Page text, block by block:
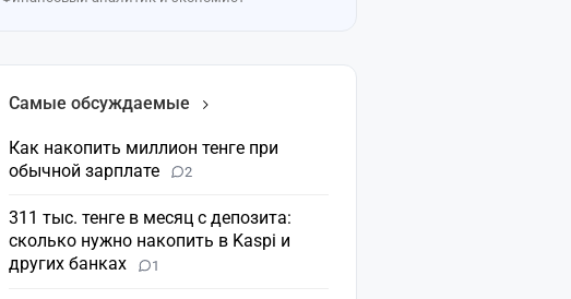
Самые обсуждаемые
Как накопить миллион тенге при
обычной зарплате
2
311 тыс. тенге в месяц с депозита:
сколько нужно накопить в Kaspi и
других банках
1